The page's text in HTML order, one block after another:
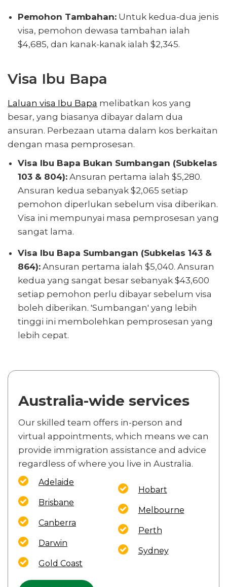
Pemohon Tambahan: Untuk kedua-dua jenis
visa, pemohon dewasa tambahan ialah
$4,685, dan kanak-kanak ialah $2,345.
Visa Ibu Bapa
Laluan visa Ibu Bapa melibatkan kos yang
besar, yang biasanya dibayar dalam dua
ansuran. Perbezaan utama dalam kos berkaitan
dengan masa pemprosesan.
Visa Ibu Bapa Bukan Sumbangan (Subkelas
103 & 804): Ansuran pertama ialah $5,280.
Ansuran kedua sebanyak $2,065 setiap
pemohon diperlukan sebelum visa diberikan.
Visa ini mempunyai masa pemprosesan yang
sangat lama.
Visa Ibu Bapa Sumbangan (Subkelas 143 &
864): Ansuran pertama ialah $5,040. Ansuran
kedua yang sangat besar sebanyak $43,600
setiap pemohon perlu dibayar sebelum visa
boleh diberikan. 'Sumbangan' yang lebih
tinggi ini membolehkan pemprosesan yang
lebih cepat.
Australia-wide services
Our skilled team offers in-person and
virtual appointments, which means we can
provide immigration assistance and advice
regardless of where you live in Australia.
Adelaide
Brisbane
Canberra
Darwin
Gold Coast
Hobart
Melbourne
Perth
Sydney